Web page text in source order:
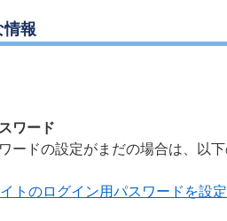
報
ワード
ードの設定がまだの場合は、以
トのログイン用パスワードを設